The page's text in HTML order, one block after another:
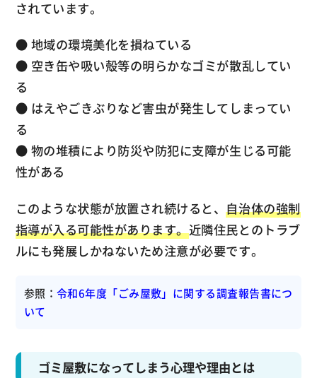
されています。
● 地域の環境美化を損ねている
● 空き缶や吸い殻等の明らかなゴミが散乱してい
る
● はえやごきぶりなど害虫が発生してしまってい
る
● 物の堆積により防災や防犯に支障が生じる可能
性がある
このような状態が放置され続けると、自治体の強制
指導が入る可能性があります。近隣住民とのトラブ
ルにも発展しかねないため注意が必要です。
参照： 令和6年度「ごみ屋敷」に関する調査報告書につ
いて
ゴミ屋敷になってしまう心理や理由とは